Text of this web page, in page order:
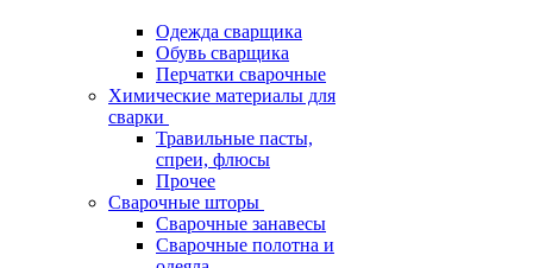
Одежда сварщика
Обувь сварщика
Перчатки сварочные
Химические материалы для
сварки
Травильные пасты,
спреи, флюсы
Прочее
Сварочные шторы
Сварочные занавесы
Сварочные полотна и